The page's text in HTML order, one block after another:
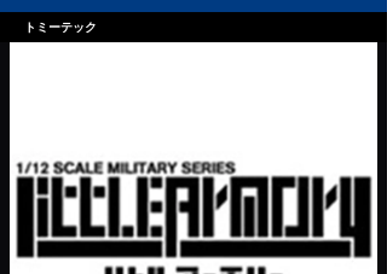
トミーテック